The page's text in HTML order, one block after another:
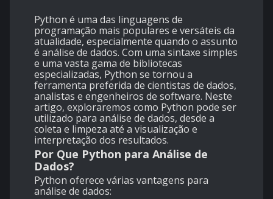
Python é uma das linguagens de
programação mais populares e versáteis da
atualidade, especialmente quando o assunto
é análise de dados. Com uma sintaxe simples
e uma vasta gama de bibliotecas
especializadas, Python se tornou a
ferramenta preferida de cientistas de dados,
analistas e engenheiros de software. Neste
artigo, exploraremos como Python pode ser
utilizado para análise de dados, desde a
coleta e limpeza até a visualização e
interpretação dos resultados.
Por Que Python para Análise de
Dados?
Python oferece várias vantagens para
análise de dados: